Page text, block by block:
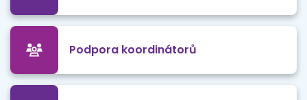
Podpora koordinátorů